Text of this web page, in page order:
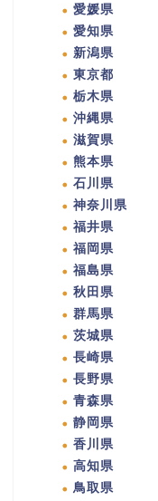
愛媛県
愛知県
新潟県
東京都
栃木県
沖縄県
滋賀県
熊本県
石川県
神奈川県
福井県
福岡県
福島県
秋田県
群馬県
茨城県
長崎県
長野県
青森県
静岡県
香川県
高知県
鳥取県